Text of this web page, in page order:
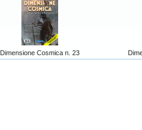
Dimensione Cosmica n. 23